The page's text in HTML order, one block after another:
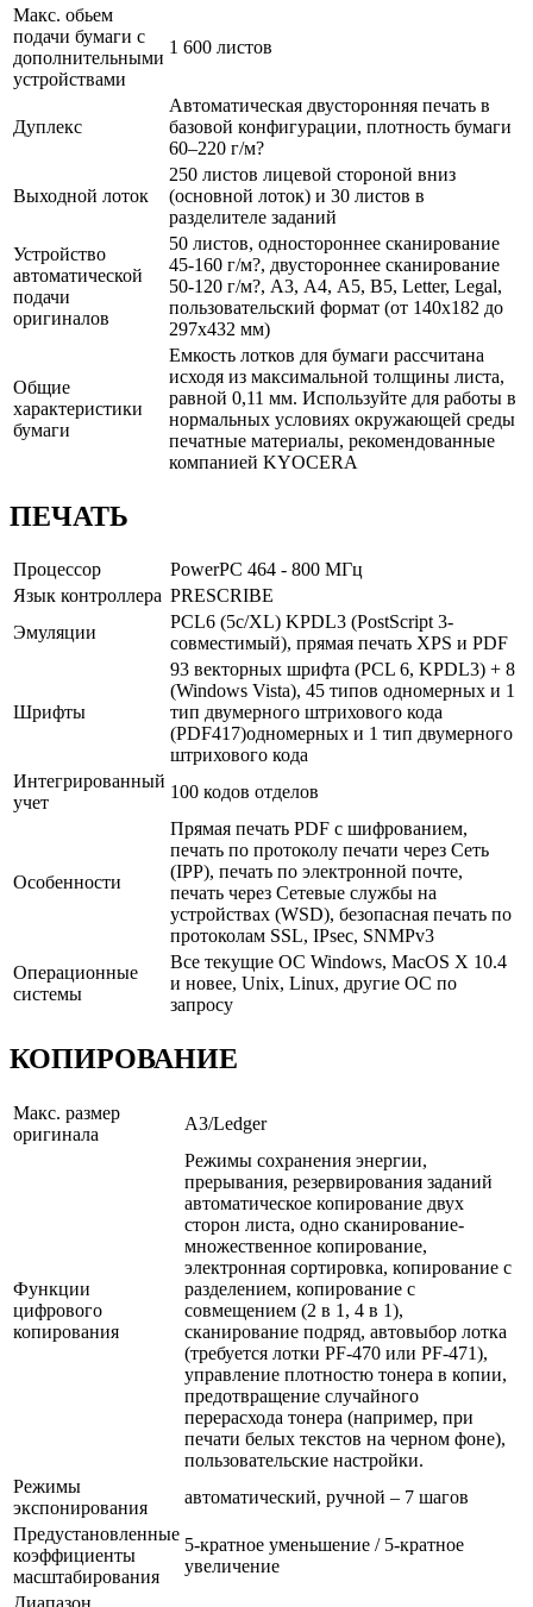
Макс. обьем
подачи бумаги с
дополнительными
устройствами
1 600 листов
Дуплекс
Автоматическая двусторонняя печать в
базовой конфигурации, плотность бумаги
60–220 г/м?
Выходной лоток
250 листов лицевой стороной вниз
(основной лоток) и 30 листов в
разделителе заданий
Устройство
автоматической
подачи
оригиналов
50 листов, одностороннее сканирование
45-160 г/м?, двустороннее сканирование
50-120 г/м?, А3, А4, А5, B5, Letter, Legal,
пользовательский формат (от 140х182 до
297х432 мм)
Общие
характеристики
бумаги
Емкость лотков для бумаги рассчитана
исходя из максимальной толщины листа,
равной 0,11 мм. Используйте для работы в
нормальных условиях окружающей среды
печатные материалы, рекомендованные
компанией KYOCERA
ПЕЧАТЬ
Процессор
PowerPC 464 - 800 МГц
Язык контроллера PRESCRIBE
Эмуляции
PCL6 (5с/XL) KPDL3 (PostScript 3-
совместимый), прямая печать XPS и PDF
Шрифты
93 векторных шрифта (PCL 6, KPDL3) + 8
(Windows Vista), 45 типов одномерных и 1
тип двумерного штрихового кода
(PDF417)одномерных и 1 тип двумерного
штрихового кода
Интегрированный
учет
100 кодов отделов
Особенности
Прямая печать PDF c шифрованием,
печать по протоколу печати через Сеть
(IPP), печать по электронной почте,
печать через Сетевые службы на
устройствах (WSD), безопасная печать по
протоколам SSL, IPsec, SNMPv3
Операционные
системы
Все текущие ОС Windows, MacOS X 10.4
и новее, Unix, Linux, другие ОС по
запросу
КОПИРОВАНИЕ
Макс. размер
оригинала
A3/Ledger
Функции
цифрового
копирования
Режимы сохранения энергии,
прерывания, резервирования заданий
автоматическое копирование двух
сторон листа, одно сканирование-
множественное копирование,
электронная сортировка, копирование с
разделением, копирование с
совмещением (2 в 1, 4 в 1),
сканирование подряд, автовыбор лотка
(требуется лотки PF-470 или PF-471),
управление плотностю тонера в копии,
предотвращение случайного
перерасхода тонера (например, при
печати белых текстов на черном фоне),
пользовательские настройки.
Режимы
экспонирования
автоматический, ручной – 7 шагов
Предустановленные
коэффициенты
масштабирования
5-кратное уменьшение / 5-кратное
увеличение